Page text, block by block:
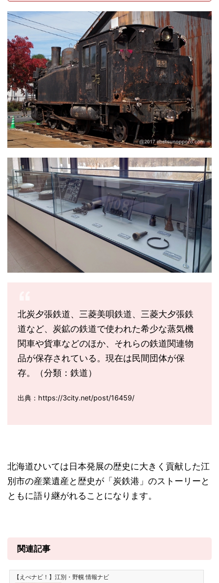
北炭夕張鉄道、三菱美唄鉄道、三菱大夕張鉄
道など、炭鉱の鉄道で使われた希少な蒸気機
関車や貨車などのほか、それらの鉄道関連物
品が保存されている。現在は民間団体が保
存。（分類：鉄道）
出典：https://3city.net/post/16459/
北海道ひいては日本発展の歴史に大きく貢献した江
別市の産業遺産と歴史が「炭鉄港」のストーリーと
ともに語り継がれることになります。
関連記事
【えべナビ！】江別・野幌 情報ナビ